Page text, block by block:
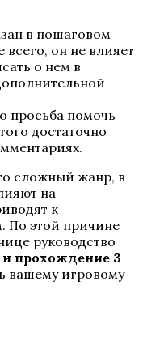
в пошаговом
он не влияет
о нем в
просьба помочь
достаточно
сложный жанр, в
на
к
По этой причине
руководство
прохождение 3
вашему игровому